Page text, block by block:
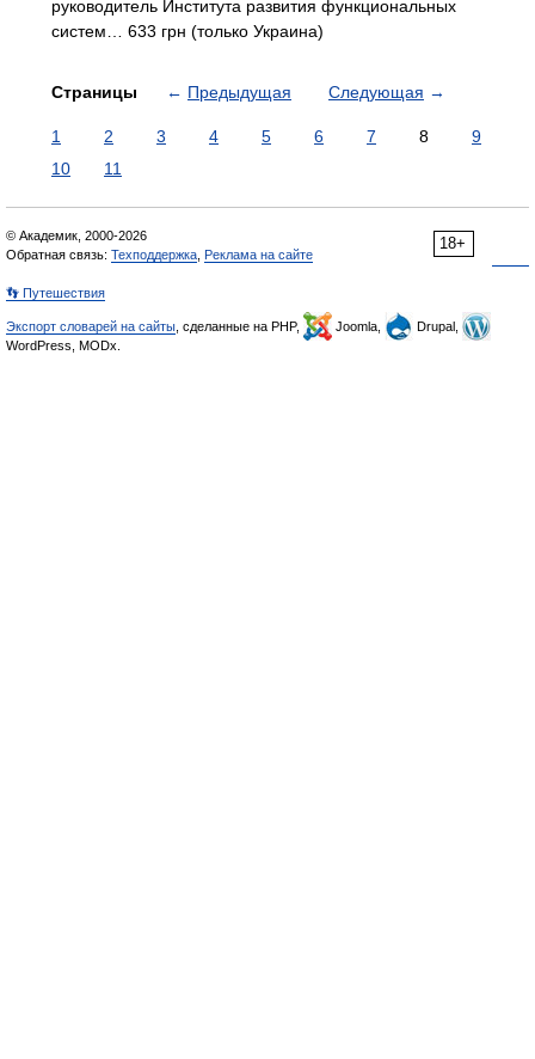
руководитель Института развития функциональных
систем… 633 грн (только Украина)
Страницы ← Предыдущая Следующая →
1 2 3 4 5 6 7 8
9
10
11
18+
© Академик, 2000-2026
Обратная связь: Техподдержка Реклама на сайте
👣 Путешествия
Экспорт словарей на сайты , сделанные на PHP, Joomla,
Drupal,
WordPress, MODx.